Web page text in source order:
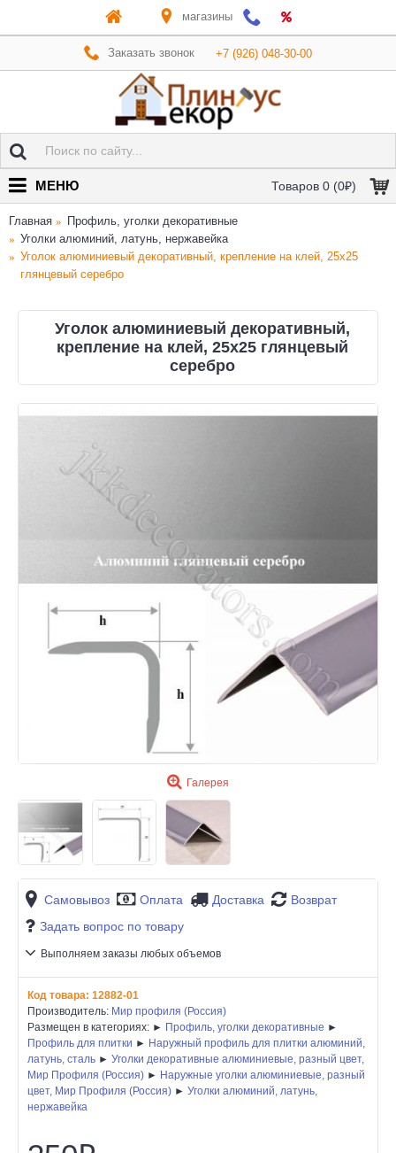
магазины
Заказать звонок +7 (926) 048-30-00
Товаров 0 (0₽)
МЕНЮ
Главная
Профиль, уголки декоративные
Уголки алюминий, латунь, нержавейка
Уголок алюминиевый декоративный, крепление на клей, 25х25
глянцевый серебро
Уголок алюминиевый декоративный,
крепление на клей, 25х25 глянцевый
серебро
Галерея
Самовывоз Оплата Доставка
Возврат
Задать вопрос по товару
Выполняем заказы любых объемов
Код товара: 12882-01
Производитель: Мир профиля (Россия)
Размещен в категориях: ► Профиль, уголки декоративные ►
Профиль для плитки ► Наружный профиль для плитки алюминий,
латунь, сталь ► Уголки декоративные алюминиевые, разный цвет,
Мир Профиля (Россия) ► Наружные уголки алюминиевые, разный
цвет, Мир Профиля (Россия) ► Уголки алюминий, латунь,
нержавейка